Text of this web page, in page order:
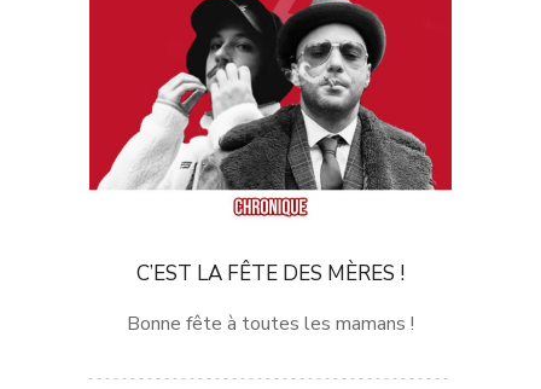
C’EST LA FÊTE DES MÈRES !
Bonne fête à toutes les mamans !